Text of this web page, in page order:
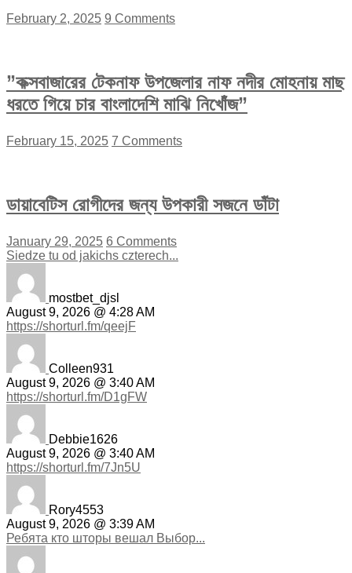
February 2, 2025 9 Comments
”কক্সবাজারের টেকনাফ উপজেলার নাফ নদীর মোহনায় মাছ
ধরতে গিয়ে চার বাংলাদেশি মাঝি নিখোঁজ”
February 15, 2025 7 Comments
ডায়াবেটিস রোগীদের জন্য উপকারী সজনে ডাঁটা
January 29, 2025 6 Comments
Siedze tu od jakichs czterech...
mostbet_djsl
August 9, 2026 @ 4:28 AM
https://shorturl.fm/qeejF
Colleen931
August 9, 2026 @ 3:40 AM
https://shorturl.fm/D1gFW
Debbie1626
August 9, 2026 @ 3:40 AM
https://shorturl.fm/7Jn5U
Rory4553
August 9, 2026 @ 3:39 AM
Ребята кто шторы вешал Выбор...